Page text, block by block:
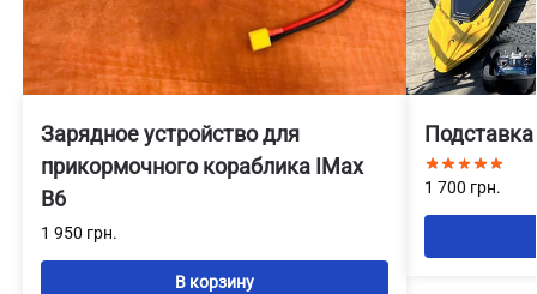
Зарядное устройство для
прикормочного кораблика IMax
B6
1 950 грн.
В корзину
1 700 грн.